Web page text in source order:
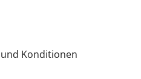
Konditionen